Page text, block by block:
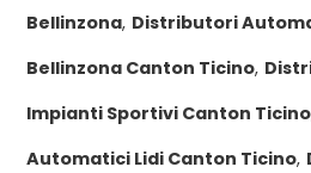
Bellinzona, Distributori
Bellinzona Canton Ticino,
Impianti Sportivi Canton Ticino
Automatici Lidi Canton Ticino,